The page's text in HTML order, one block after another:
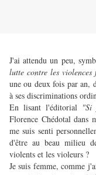
J'ai attendu un peu,
lutte contre les violences
une ou deux fois par an,
à ses discriminations
En lisant l'éditorial "Si
Florence Chédotal dans
me suis senti
d'être au beau milieu
violents et les violeurs ?
Je suis femme, comme